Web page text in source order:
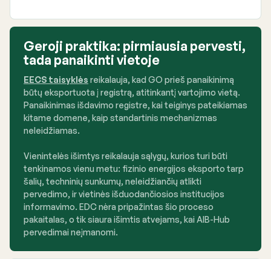
Geroji praktika: pirmiausia pervesti,
tada panaikinti vietoje
EECS taisyklės reikalauja, kad GO prieš panaikinimą
būtų eksportuota į registrą, atitinkantį vartojimo vietą.
Panaikinimas išdavimo registre, kai teiginys pateikiamas
kitame domene, kaip standartinis mechanizmas
neleidžiamas.
Vienintelės išimtys reikalauja sąlygų, kurios turi būti
tenkinamos vienu metu: fizinio energijos eksporto tarp
šalių, techninių sunkumų, neleidžiančių atlikti
pervedimo, ir vietinės išduodančiosios institucijos
informavimo. EDC nėra pripažintas šio proceso
pakaitalas, o tik siaura išimtis atvejams, kai AIB-Hub
pervedimai neįmanomi.